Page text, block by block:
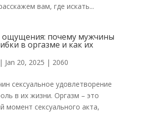
вам, где искать...
почему мужчины
в оргазме и как их
| Jan 20, 2025 | 2060
сексуальное удовлетворение
в их жизни. Оргазм – это
момент сексуального акта,